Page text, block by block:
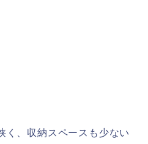
く、収納スペースも少ない